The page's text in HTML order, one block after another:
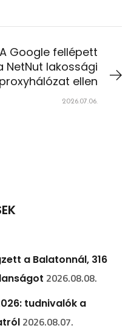
A Google fellépett
NetNut lakossági
proxyhálózat ellen
2026.07.06.
a Balatonnál, 316
2026.08.08.
tudnivalók a
2026.08.07.